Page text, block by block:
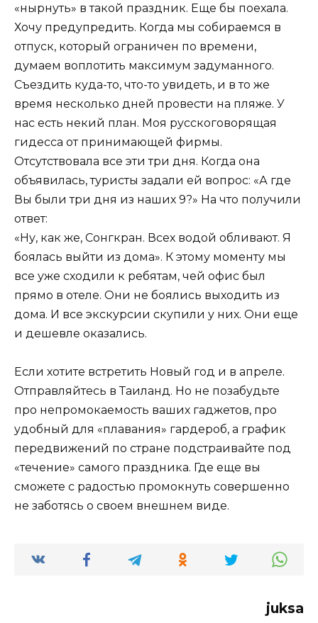
«нырнуть» в такой праздник. Еще бы поехала.
Хочу предупредить. Когда мы собираемся в
отпуск, который ограничен по времени,
думаем воплотить максимум задуманного.
Съездить куда-то, что-то увидеть, и в то же
время несколько дней провести на пляже. У
нас есть некий план. Моя русскоговорящая
гидесса от принимающей фирмы.
Отсутствовала все эти три дня. Когда она
объявилась, туристы задали ей вопрос: «А где
Вы были три дня из наших 9?» На что получили
ответ:
«Ну, как же, Сонгкран. Всех водой обливают. Я
боялась выйти из дома». К этому моменту мы
все уже сходили к ребятам, чей офис был
прямо в отеле. Они не боялись выходить из
дома. И все экскурсии скупили у них. Они еще
и дешевле оказались.
Если хотите встретить Новый год и в апреле.
Отправляйтесь в Таиланд. Но не позабудьте
про непромокаемость ваших гаджетов, про
удобный для «плавания» гардероб, а график
передвижений по стране подстраивайте под
«течение» самого праздника. Где еще вы
сможете с радостью промокнуть совершенно
не заботясь о своем внешнем виде.
juksa